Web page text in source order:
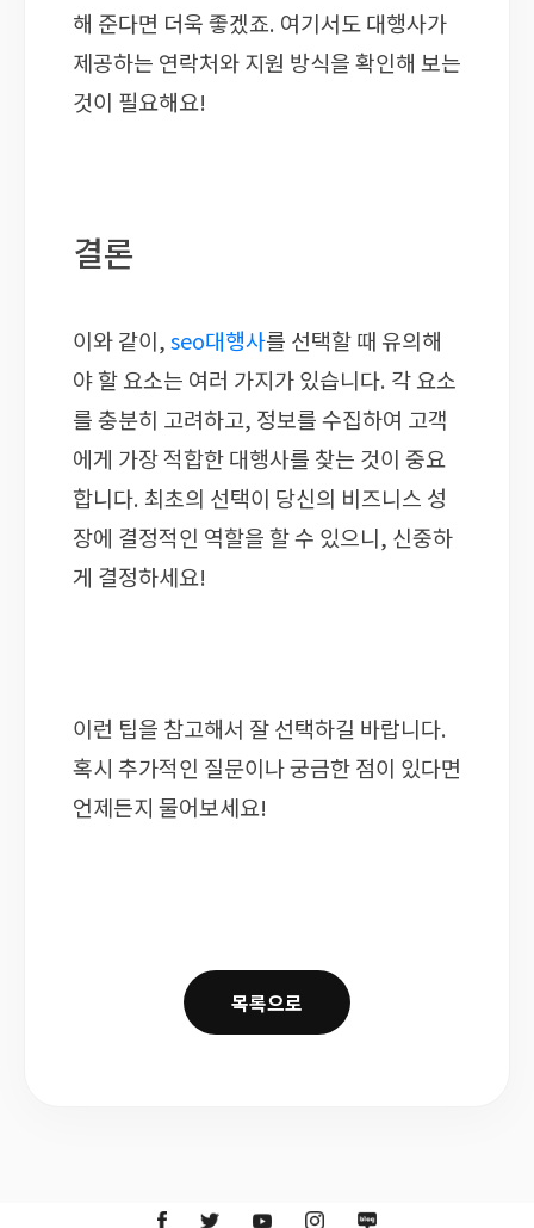
해 준다면 더욱 좋겠죠. 여기서도 대행사가
제공하는 연락처와 지원 방식을 확인해 보는
것이 필요해요!
결론
이와 같이,seo대행사를 선택할 때 유의해
야 할 요소는 여러 가지가 있습니다. 각 요소
를 충분히 고려하고, 정보를 수집하여 고객
에게 가장 적합한 대행사를 찾는 것이 중요
합니다. 최초의 선택이 당신의 비즈니스 성
장에 결정적인 역할을 할 수 있으니, 신중하
게 결정하세요!
이런 팁을 참고해서 잘 선택하길 바랍니다.
혹시 추가적인 질문이나 궁금한 점이 있다면
언제든지 물어보세요!
목록으로